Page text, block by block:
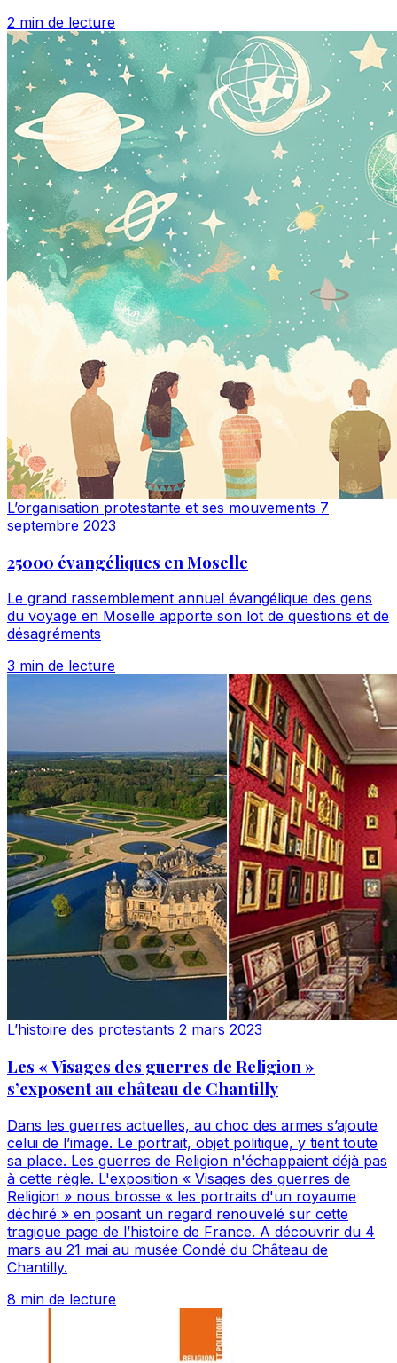
2 min de lecture
L’organisation protestante et ses mouvements 7
septembre 2023
25000 évangéliques en Moselle
Le grand rassemblement annuel évangélique des gens
du voyage en Moselle apporte son lot de questions et de
désagréments
3 min de lecture
L’histoire des protestants 2 mars 2023
Les « Visages des guerres de Religion »
s’exposent au château de Chantilly
Dans les guerres actuelles, au choc des armes s’ajoute
celui de l’image. Le portrait, objet politique, y tient toute
sa place. Les guerres de Religion n'échappaient déjà pas
à cette règle. L'exposition « Visages des guerres de
Religion » nous brosse « les portraits d'un royaume
déchiré » en posant un regard renouvelé sur cette
tragique page de l’histoire de France. A découvrir du 4
mars au 21 mai au musée Condé du Château de
Chantilly.
8 min de lecture